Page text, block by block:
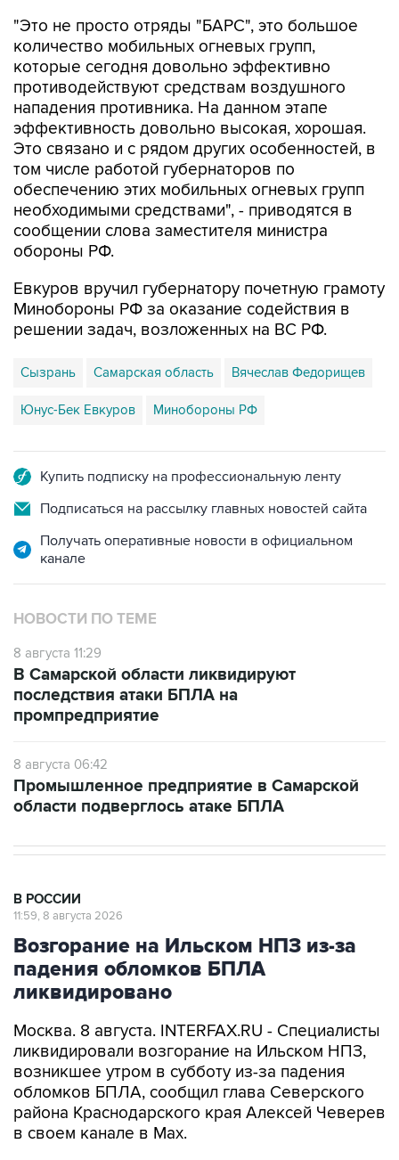
"Это не просто отряды "БАРС", это большое
количество мобильных огневых групп,
которые сегодня довольно эффективно
противодействуют средствам воздушного
нападения противника. На данном этапе
эффективность довольно высокая, хорошая.
Это связано и с рядом других особенностей, в
том числе работой губернаторов по
обеспечению этих мобильных огневых групп
необходимыми средствами", - приводятся в
сообщении слова заместителя министра
обороны РФ.
Евкуров вручил губернатору почетную грамоту
Минобороны РФ за оказание содействия в
решении задач, возложенных на ВС РФ.
Сызрань Самарская область Вячеслав Федорищев
Юнус-Бек Евкуров Минобороны РФ
Купить подписку на профессиональную ленту
Подписаться на рассылку главных новостей сайта
Получать оперативные новости в официальном
канале
НОВОСТИ ПО ТЕМЕ
8 августа 11:29
В Самарской области ликвидируют
последствия атаки БПЛА на
промпредприятие
8 августа 06:42
Промышленное предприятие в Самарской
области подверглось атаке БПЛА
В РОССИИ
11:59, 8 августа 2026
Возгорание на Ильском НПЗ из-за
падения обломков БПЛА
ликвидировано
Москва. 8 августа. INTERFAX.RU - Специалисты
ликвидировали возгорание на Ильском НПЗ,
возникшее утром в субботу из-за падения
обломков БПЛА, сообщил глава Северского
района Краснодарского края Алексей Чеверев
в своем канале в Max.